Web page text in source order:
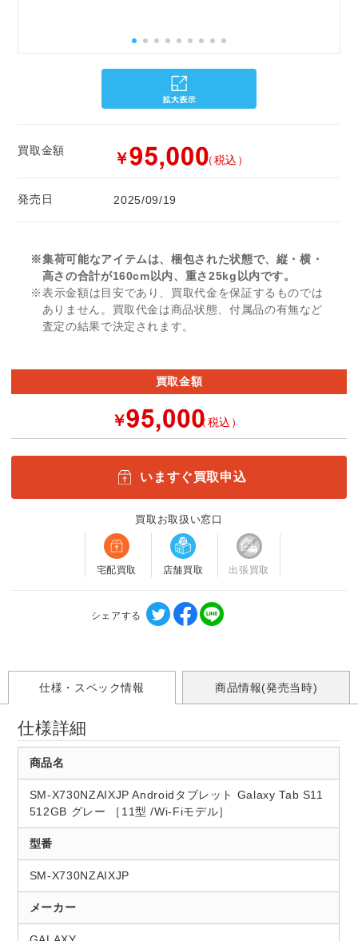
買取金額 ￥ （税込）
発売日 2025/09/19
※集荷可能なアイテムは、梱包された状態で、縦・横・
高さの合計が160cm以内、重さ25kg以内です。
※表示金額は目安であり、買取代金を保証するものでは
ありません。買取代金は商品状態、付属品の有無など
査定の結果で決定されます。
買取金額
￥ （税込）
いますぐ買取申込
買取お取扱い窓口
宅配買取 店舗買取 出張買取
シェアする
仕様・スペック情報 商品情報(発売当時)
仕様詳細
商品名
SM-X730NZAIXJP Androidタブレット Galaxy Tab S11
512GB グレー ［11型 /Wi-Fiモデル］
型番
SM-X730NZAIXJP
メーカー